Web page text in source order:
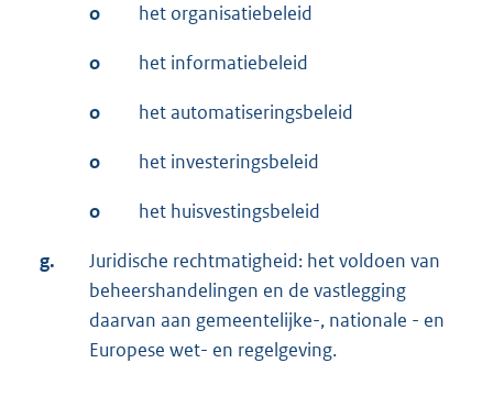
o het organisatiebeleid
o het informatiebeleid
o het automatiseringsbeleid
o het investeringsbeleid
o het huisvestingsbeleid
g.
Juridische rechtmatigheid: het voldoen van
beheershandelingen en de vastlegging
daarvan aan gemeentelijke-, nationale - en
Europese wet- en regelgeving.